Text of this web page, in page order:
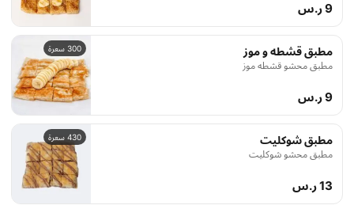
9 ر.س
300 سعرة مطبق قشطه و موز
مطبق محشو قشطه موز
9 ر.س
430 سعرة مطبق شوكليت
مطبق محشو شوكليت
13 ر.س